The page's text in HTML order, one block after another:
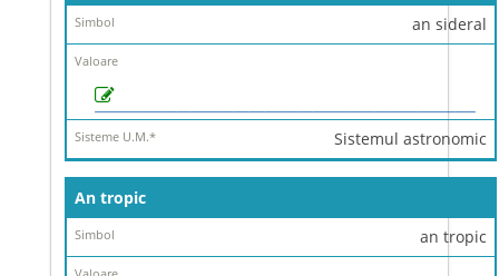
an sideral
Sistemul astronomic
An tropic
an tropic